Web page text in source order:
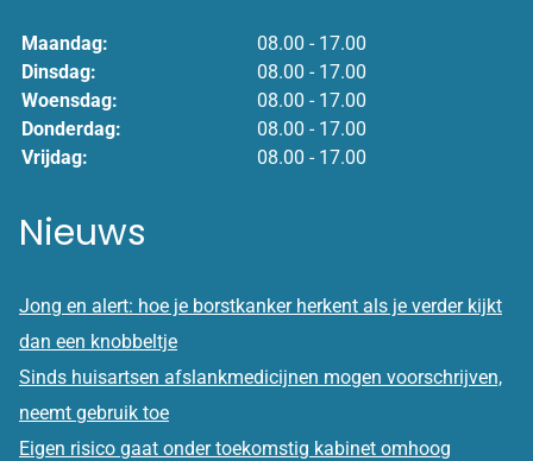
Maandag:
08.00 - 17.00
Dinsdag:
08.00 - 17.00
Woensdag:
08.00 - 17.00
Donderdag:
08.00 - 17.00
Vrijdag:
08.00 - 17.00
Nieuws
Jong en alert: hoe je borstkanker herkent als je verder kijkt
dan een knobbeltje
Sinds huisartsen afslankmedicijnen mogen voorschrijven,
neemt gebruik toe
Eigen risico gaat onder toekomstig kabinet omhoog